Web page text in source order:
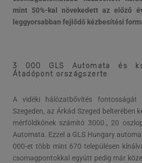
mint 50%-kal növekedett az előző
leggyorsabban fejlődő kézbesítési
3 000 GLS Automata és
Átadópont országszerte
A vidéki hálózatbővítés fontosságát
Szegeden, az Árkád Szeged belterében
mérföldkőnek számító 3000., 20
Automata. Ezzel a GLS Hungary
000-et több mint 670 településen
csomagpontokkal együtt pedig már